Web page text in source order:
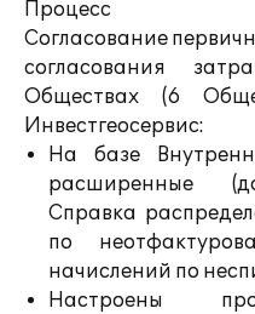
Процесс
Согласование
согласования
Обществах (6
Инвестгеосервис:
На базе
расширенные
Справка
по
начислений по
Настроены